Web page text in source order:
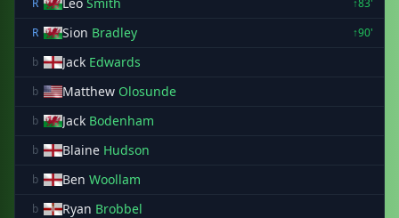
R
↑83'
R
Sion Bradley
↑90'
b
Jack Edwards
b Matthew Olosunde
b Jack Bodenham
b Blaine Hudson
b Ben Woollam
b Ryan Brobbel